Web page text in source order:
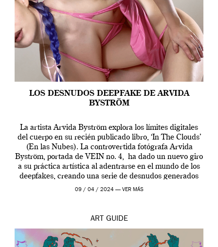
LOS DESNUDOS DEEPFAKE DE ARVIDA
BYSTRÖM
La artista Arvida Byström explora los límites digitales
del cuerpo en su recién publicado libro, ‘In The Clouds’
(En las Nubes). La controvertida fotógrafa Arvida
Byström, portada de VEIN no. 4, ha dado un nuevo giro
a su práctica artística al adentrarse en el mundo de los
deepfakes, creando una serie de desnudos generados
por […]
09 / 04 / 2024 — VER MÁS
ART GUIDE